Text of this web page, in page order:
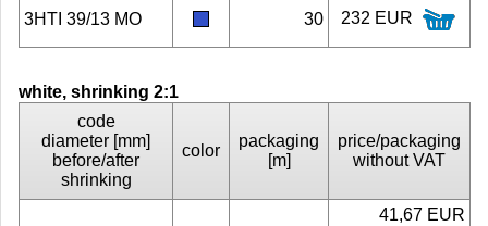
3HTI 39/13 MO 30 232 EUR
white, shrinking 2:1
code
diameter [mm]
before/after
shrinking
color
packaging
[m]
price/packaging
without VAT
41,67 EUR